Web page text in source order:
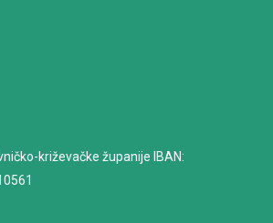
križevačke županije IBAN: